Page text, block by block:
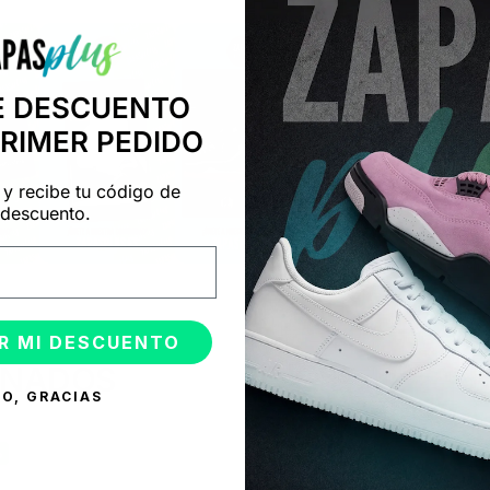
DESCUENTO
PEDIDO
y recibe tu código de
descuento.
MI DESCUENTO
GRACIAS